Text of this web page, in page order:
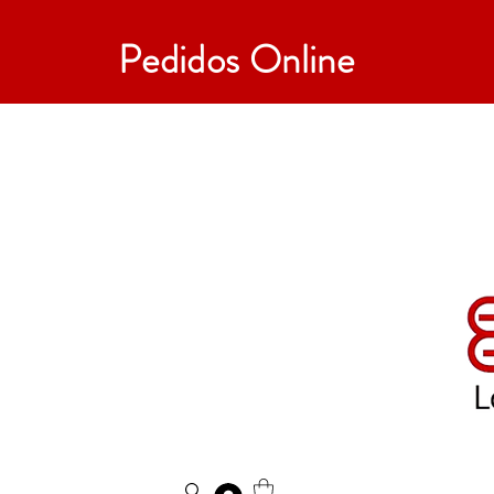
Pedidos Online